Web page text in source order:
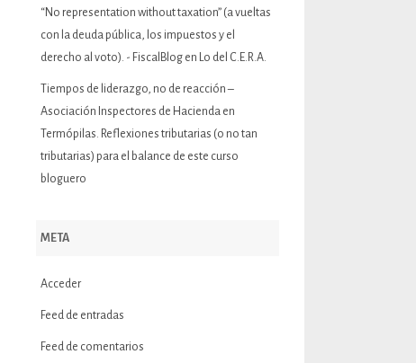
“No representation without taxation” (a vueltas
con la deuda pública, los impuestos y el
derecho al voto). - FiscalBlogen Lo del C.E.R.A.
Tiempos de liderazgo, no de reacción –
Asociación Inspectores de Haciendaen
Termópilas. Reflexiones tributarias (o no tan
tributarias) para el balance de este curso
bloguero
META
Acceder
Feed de entradas
Feed de comentarios